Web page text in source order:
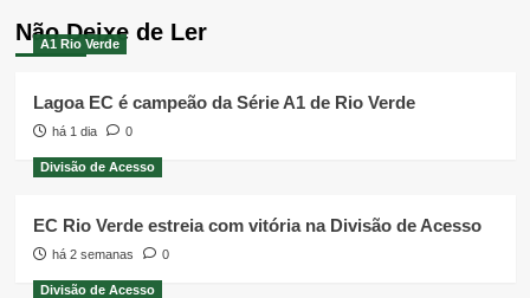
Não Deixe de Ler
A1 Rio Verde
Lagoa EC é campeão da Série A1 de Rio Verde
há 1 dia 0
Divisão de Acesso
EC Rio Verde estreia com vitória na Divisão de Acesso
há 2 semanas 0
Divisão de Acesso